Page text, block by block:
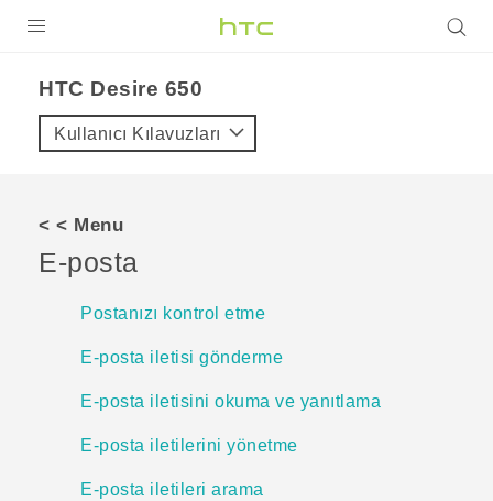
VIVE
VIVERSE
DESTEK
HTC Desire 650‎
Kullanıcı Kılavuzları
< < Menu
E-posta
Postanızı kontrol etme
E-posta iletisi gönderme
E-posta iletisini okuma ve yanıtlama
E-posta iletilerini yönetme
E-posta iletileri arama